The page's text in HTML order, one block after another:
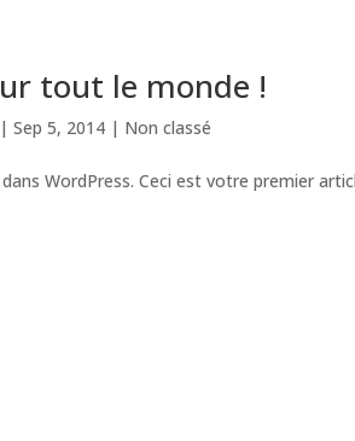
tout le monde !
|Sep 5, 2014 | Non classé
WordPress. Ceci est votre premier